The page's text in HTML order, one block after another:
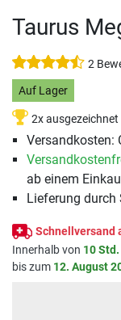
Taurus
2
Auf Lager
2x ausgezeichnet
Versandkosten:
ab einem
Lieferung durch
Schnellversand
Innerhalb von 10
bis zum 12. August